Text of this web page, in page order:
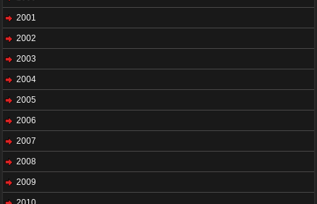
2001
2002
2003
2004
2005
2006
2007
2008
2009